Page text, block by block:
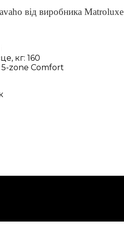
від виробника Matroluxe
кг: 160
5-zone Comfort